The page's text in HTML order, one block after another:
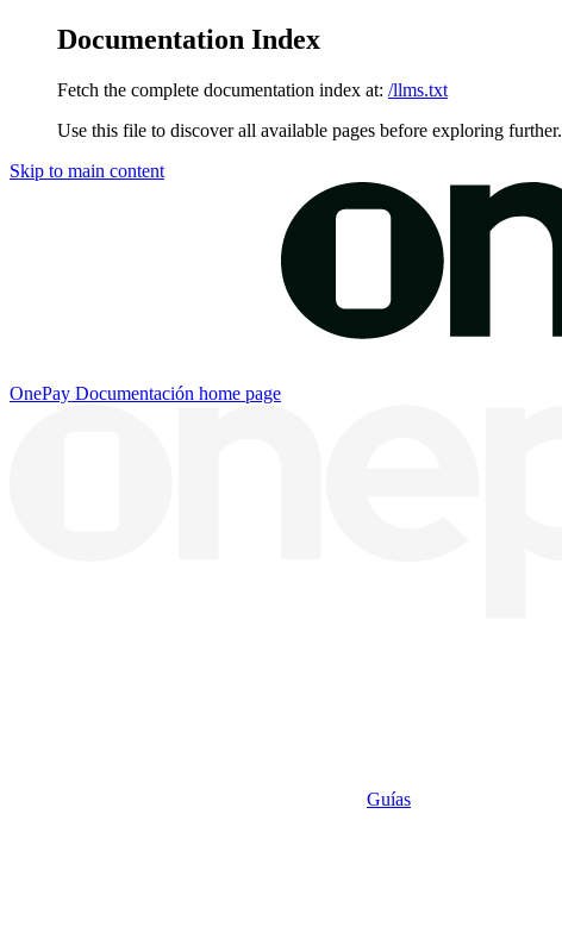
Documentation Index
Fetch the complete documentation index at: /llms.txt
Use this file to discover all available pages before exploring further.
Skip to main content
OnePay Documentación home page
Guías